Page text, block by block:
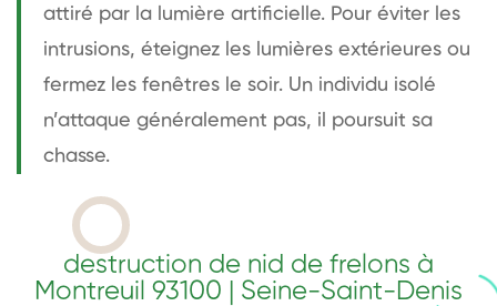
attiré par la lumière artificielle. Pour éviter les
intrusions, éteignez les lumières extérieures ou
fermez les fenêtres le soir. Un individu isolé
n’attaque généralement pas, il poursuit sa
chasse.
destruction de nid de frelons à
Montreuil 93100 | Seine-Saint-Denis